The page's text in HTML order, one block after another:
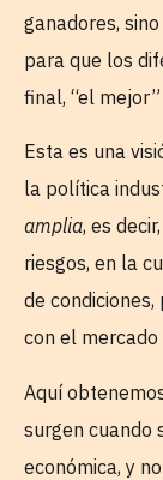
ganadores,
para que los
final, “el
Esta es una
la política
amplia, es
riesgos, en la
de
con el
Aquí
surgen cuando
económica, y